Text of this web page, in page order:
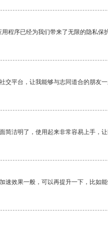
程序已经为我们带来了无限的隐私保
交平台，让我能够与志同道合的朋友一
简洁明了，使用起来非常容易上手，
速效果一般，可以再提升一下，比如能